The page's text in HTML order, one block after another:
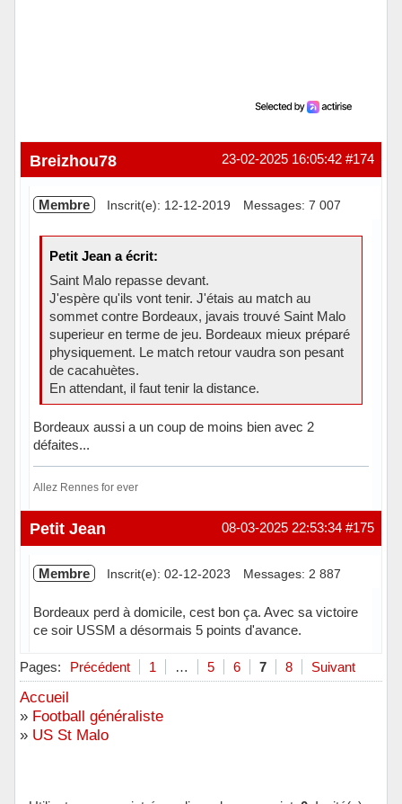
#174
23-02-2025 16:05:42
Breizhou78
Membre Inscrit(e): 12-12-2019 Messages: 7 007
Petit Jean a écrit:
Saint Malo repasse devant.
J'espère qu'ils vont tenir. J'étais au match au
sommet contre Bordeaux, javais trouvé Saint Malo
superieur en terme de jeu. Bordeaux mieux préparé
physiquement. Le match retour vaudra son pesant
de cacahuètes.
En attendant, il faut tenir la distance.
Bordeaux aussi a un coup de moins bien avec 2
défaites...
Allez Rennes for ever
Hors ligne #175
08-03-2025 22:53:34
Petit Jean
Membre Inscrit(e): 02-12-2023 Messages: 2 887
Bordeaux perd à domicile, cest bon ça. Avec sa victoire
ce soir USSM a désormais 5 points d'avance.
Hors ligne
Pages: Précédent 1 … 5 6 7 8 Suivant
Accueil
» Football généraliste
» US St Malo